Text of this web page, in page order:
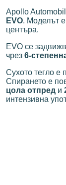
Apollo
EVO. Моделът е
центъра.
EVO се
чрез 6-
Сухото тегло е
Спирането е
цола отпред и
интензивна